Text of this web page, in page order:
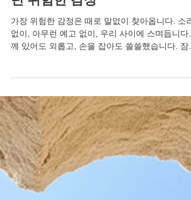
4월 17일
시알리스사용법, 말없이 이어지
던 위험한 감정
가장 위험한 감정은 때로 말없이 찾아옵니다. 소리